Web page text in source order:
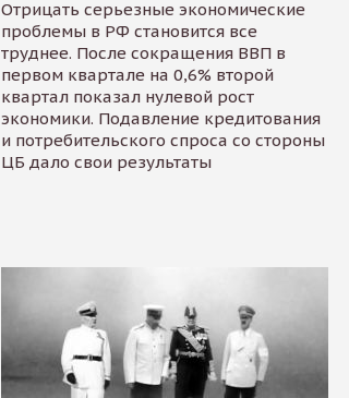
Отрицать серьезные экономические
проблемы в РФ становится все
труднее. После сокращения ВВП в
первом квартале на 0,6% второй
квартал показал нулевой рост
экономики. Подавление кредитования
и потребительского спроса со стороны
ЦБ дало свои результаты